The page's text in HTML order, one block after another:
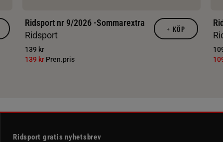
Ridsport nr 9/2026 -Sommarextra
Ridsport
139 kr
139 kr Pren.pris
+ KÖP
Ridsport gratis nyhetsbrev